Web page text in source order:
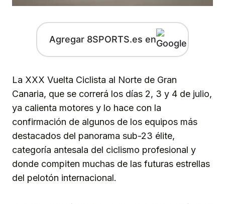
Agregar 8SPORTS.es en
La XXX Vuelta Ciclista al Norte de Gran
Canaria, que se correrá los días 2, 3 y 4 de julio,
ya calienta motores y lo hace con la
confirmación de algunos de los equipos más
destacados del panorama sub-23 élite,
categoría antesala del ciclismo profesional y
donde compiten muchas de las futuras estrellas
del pelotón internacional.